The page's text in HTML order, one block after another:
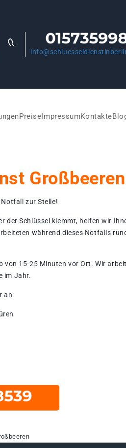
PreiseImpressumKontakte
Großbeeren
zur Stelle!
der Schlüssel klemmt, helfen wir
während dieses Notfalls
von 15-25 Minuten vor Ort. Wir
im Jahr.
an: